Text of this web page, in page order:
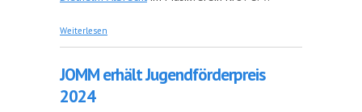
Weiterlesen
JOMM erhält Jugendförderpreis
2024